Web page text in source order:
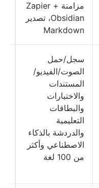
مزامنة Zapier +
Obsidian، تصدير
Markdown
سجل/حمل
الصوت/الفيديو/
المستندات
والاختبارات
والبطاقات
التعليمية
والدردشة بالذكاء
الاصطناعي وأكثر
من 100 لغة